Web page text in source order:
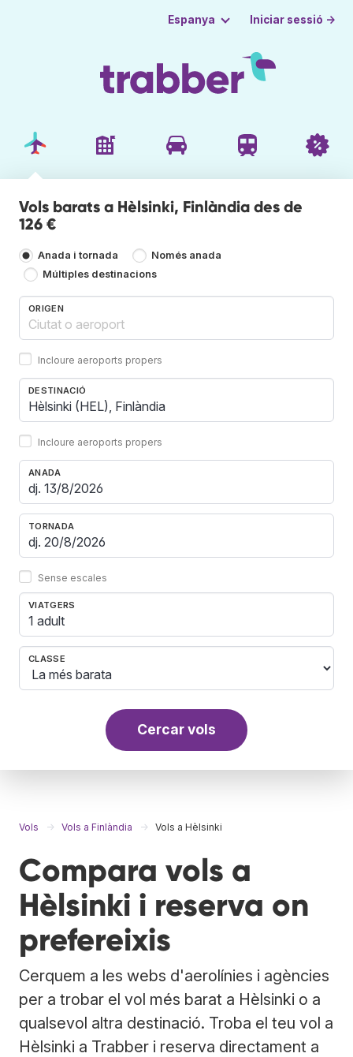
Espanya Iniciar sessió →
Vols barats a Hèlsinki, Finlàndia des de
126 €
Anada i tornada
Només anada
Múltiples destinacions
ORIGEN
Incloure aeroports propers
DESTINACIÓ
Incloure aeroports propers
ANADA
TORNADA
Sense escales
VIATGERS
1 adult
CLASSE
Cercar vols
Vols Vols a Finlàndia Vols a Hèlsinki
Compara vols a
Hèlsinki i reserva on
prefereixis
Cerquem a les webs d'aerolínies i agències
per a trobar el vol més barat a Hèlsinki o a
qualsevol altra destinació. Troba el teu vol a
Hèlsinki a Trabber i reserva directament a